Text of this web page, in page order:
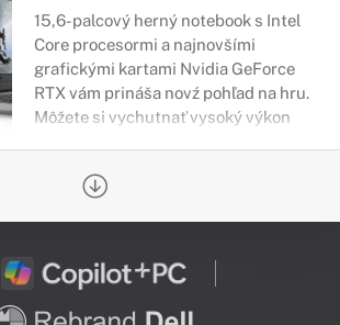
15,6-palcový herný notebook s Intel
Core procesormi a najnovšími
grafickými kartami Nvidia GeForce
RTX vám prináša novź pohľad na hru.
Môžete si vychutnať vysoký výkon